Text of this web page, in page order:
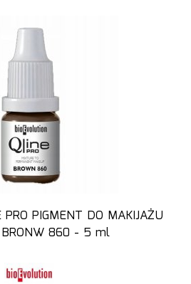
PIGMENT DO MAKIJAŻU
BRONW 860 - 5 ml